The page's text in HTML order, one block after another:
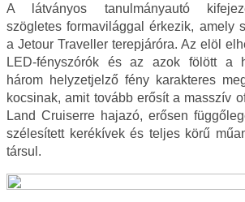
A látványos tanulmányautó
szögletes formavilággal érkezik, amely
a Jetour Traveller terepjáróra. Az elöl
LED-fényszórók és az azok fölött a
három helyzetjelző fény karakteres
kocsinak, amit tovább erősít a masszív
Land Cruiserre hajazó, erősen
szélesített kerékívek és teljes körű
társul.